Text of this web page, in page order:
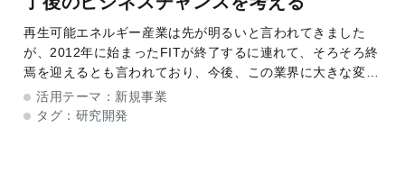
再生可能エネルギー産業は先が明るいと言われてきました
が、2012年に始まったFITが終了するに連れて、そろそろ終
焉を迎えるとも言われており、今後、この業界に大きな変化
がもたらされると想定できます。今回は、再生可能エネルギ
ー産業の歴史に触れながら今後の市
活用テーマ： 新規事業
タグ： 研究開発